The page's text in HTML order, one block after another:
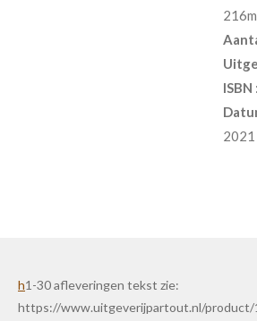
ISBN
2021
h1-30 afleveringen tekst zie:
https://www.uitgeverijpartout.nl/product/